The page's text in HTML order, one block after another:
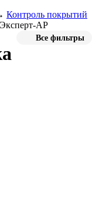
Контроль покрытий
АР
Все фильтры